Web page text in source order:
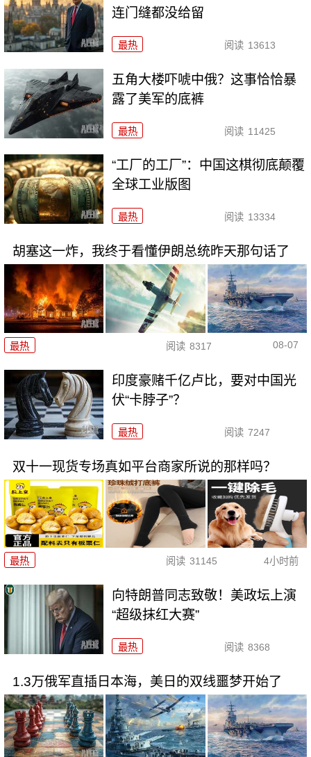
连门缝都没给留
最热 阅读 13613
五角大楼吓唬中俄？这事恰恰暴
露了美军的底裤
最热 阅读 11425
“工厂的工厂”：中国这棋彻底颠覆
全球工业版图
最热 阅读 13334
胡塞这一炸，我终于看懂伊朗总统昨天那句话了
最热 阅读 8317 08-07
印度豪赌千亿卢比，要对中国光
伏“卡脖子”？
最热 阅读 7247
双十一现货专场真如平台商家所说的那样吗？
最热 阅读 31145 4小时前
向特朗普同志致敬！美政坛上演
“超级抹红大赛”
最热 阅读 8368
1.3万俄军直插日本海，美日的双线噩梦开始了